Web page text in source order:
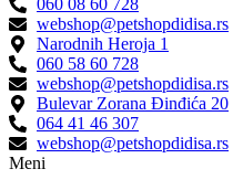
060 08 60 728
webshop@petshopdidisa.rs
Narodnih Heroja 1
060 58 60 728
webshop@petshopdidisa.rs
Bulevar Zorana Đinđića 20
064 41 46 307
webshop@petshopdidisa.rs
Meni